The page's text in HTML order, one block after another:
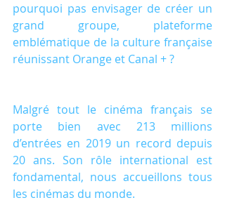
pourquoi pas envisager de créer un
grand groupe, plateforme
emblématique de la culture française
réunissant Orange et Canal + ?
Malgré tout le cinéma français se
porte bien avec 213 millions
d’entrées en 2019 un record depuis
20 ans. Son rôle international est
fondamental, nous accueillons tous
les cinémas du monde.